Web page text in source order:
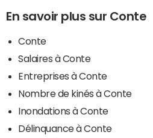
En savoir plus sur Conte
Conte
Salaires à Conte
Entreprises à Conte
Nombre de kinés à Conte
Inondations à Conte
Délinquance à Conte